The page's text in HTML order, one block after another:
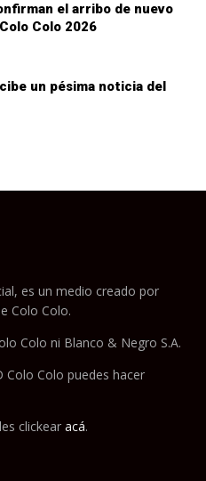
el arribo de nuevo
Colo 2026
un pésima noticia del
es un medio creado por
Colo Colo.
Colo ni Blanco & Negro S.A.
Colo Colo puedes hacer
clickear acá.